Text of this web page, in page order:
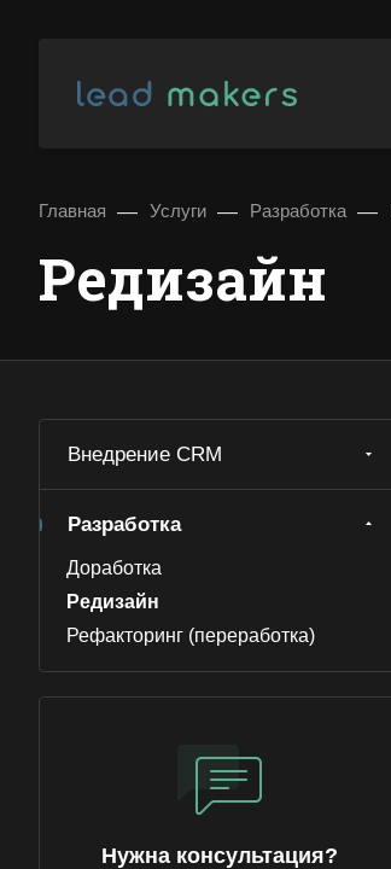
Главная — Услуги — Разработка —
Редизайн
Внедрение CRM
Разработка
Доработка
Редизайн
Рефакторинг (переработка)
Нужна консультация?